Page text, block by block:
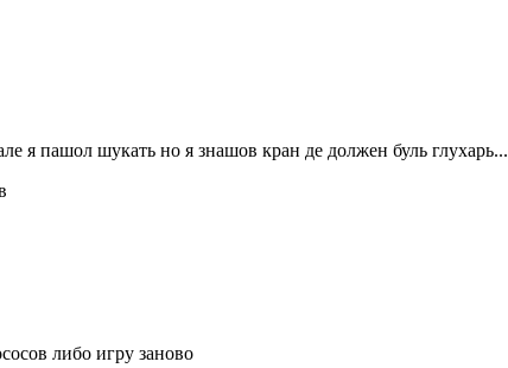
я пашол шукать но я знашов кран де должен буль глухарь...
либо игру заново